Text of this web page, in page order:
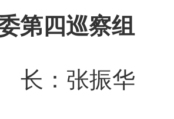
第四巡察组
：张振华